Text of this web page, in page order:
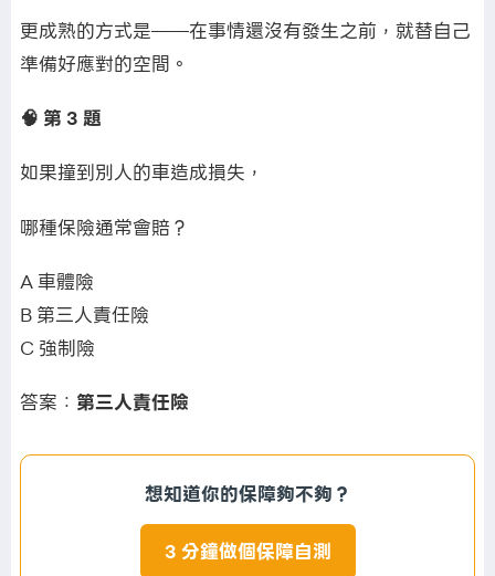
更成熟的方式是——在事情還沒有發生之前，就替自己
準備好應對的空間。
🧠 第 3 題
如果撞到別人的車造成損失，
哪種保險通常會賠？
A 車體險
B 第三人責任險
C 強制險
答案： 第三人責任險
想知道你的保障夠不夠？
3 分鐘做個保障自測